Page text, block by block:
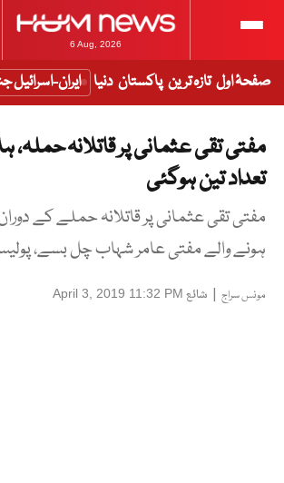
6 Aug, 2026
صفحۂ اول تازہ ترین پاکستان دنیا ایران-
مفتی تقی عثمانی پر قاتلانہ حملہ،
تعداد تین ہوگئی
مفتی تقی عثمانی پر قاتلانہ حملے کے
ہونے والے مفتی عامر شہاب چل بسے،
مونس سراج | شائع April 3, 2019 11:32 PM